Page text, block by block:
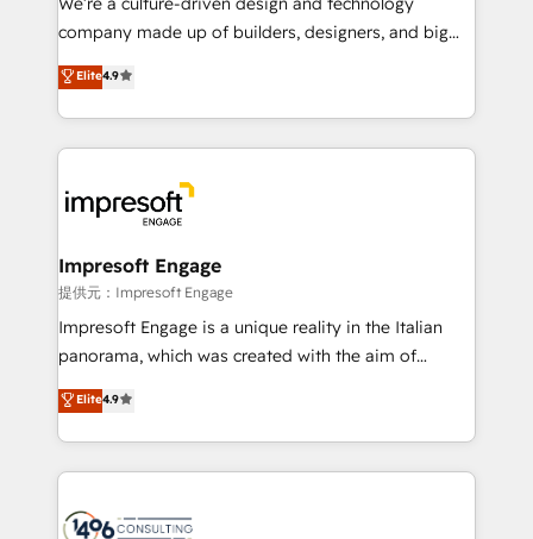
that drive measurable growth. 🌎 Highlights: • 10+
Platform Migration Excellence. • Top 3 Partner of the
Year LATAM 2022, 2023, 2024, 2025. • Partner of the
business with HubSpot? Let Cebra’s experts help
you grow faster, smarter, and with impact.
company made up of builders, designers, and big
thinkers. We blend strategy, design, and
development—always fueled by curiosity—to turn
ideas, opportunities, and challenges into meaningful
experiences. To us, technology is more than just
and—most importantly—simple. That’s why we lean
into bold ideas and shape them into thoughtful
products and strategies that actually make a
difference.
Elite4.9
Impresoft Engage
提供元：Impresoft Engage
Impresoft Engage is a unique reality in the Italian
panorama, which was created with the aim of
putting Customer Experience at the center by
creating digital environments capable of integrating
people, processes and data. We offer the best
digital solutions on the market, ranging from CRM
marketing automation to online and offline sales
Elite4.9